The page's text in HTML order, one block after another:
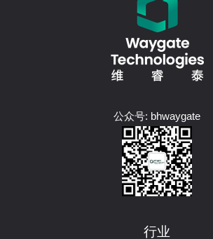
公众号: bhwaygate
行业